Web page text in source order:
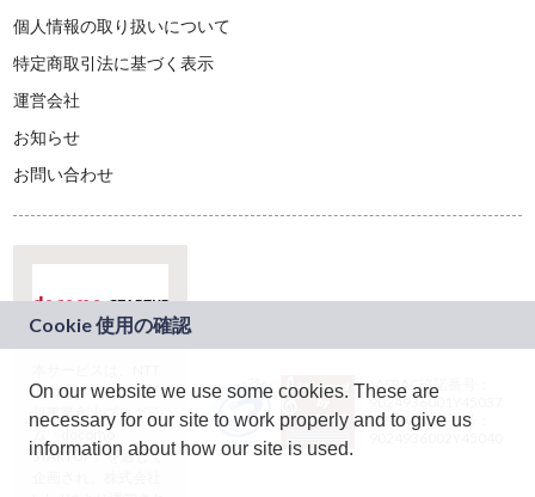
個人情報の取り扱いについて
特定商取引法に基づく表示
運営会社
お知らせ
お問い合わせ
ドコモグループの新
規事業創出プログラ
ム「docomo
STARTUP」を通じて
JASRAC許諾番号：
9024936001Y45037
JASRAC許諾番号：
On our website we use some cookies. These are
necessary for our site to work properly and to give us
information about how our site is used.